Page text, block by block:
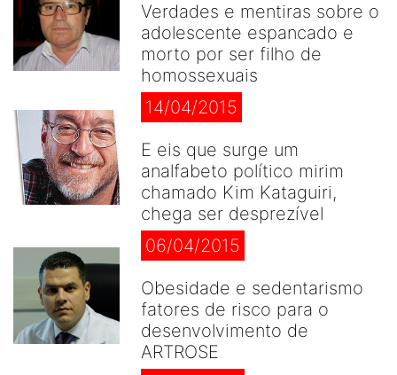
Verdades e mentiras sobre o
adolescente espancado e
morto por ser filho de
homossexuais
14/04/2015
E eis que surge um
analfabeto político mirim
chamado Kim Kataguiri,
chega ser desprezível
06/04/2015
Obesidade e sedentarismo
fatores de risco para o
desenvolvimento de
ARTROSE